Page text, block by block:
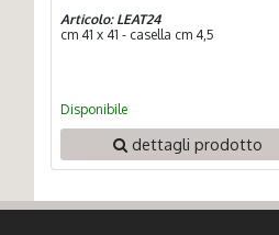
Articolo: LEAT24
cm 41 x 41 - casella cm 4,5
Disponibile
dettagli prodotto